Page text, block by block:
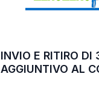
INVIO E RITIRO DI
AGGIUNTIVO AL